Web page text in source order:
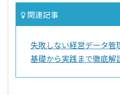
関連記事
失敗しない経営データ管
基礎から実践まで徹底解